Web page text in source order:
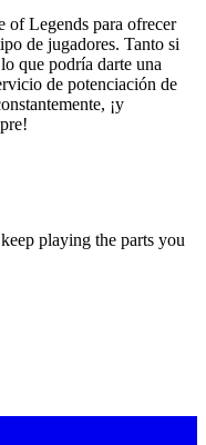
of Legends para ofrecer
de jugadores. Tanto si
que podría darte una
de potenciación de
¡y
playing the parts you